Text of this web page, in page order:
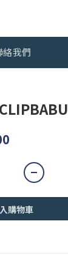
絡我們
購物車